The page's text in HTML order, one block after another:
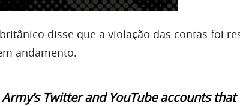
disse que a violação das contas foi
andamento.
Twitter and YouTube accounts that